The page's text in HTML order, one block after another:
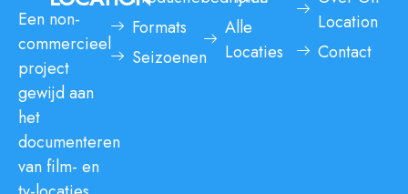
Een non-
commercieel
project
gewijd aan
het
documenteren
van film- en
Formats
Seizoenen
Alle
Locaties
Location
Contact